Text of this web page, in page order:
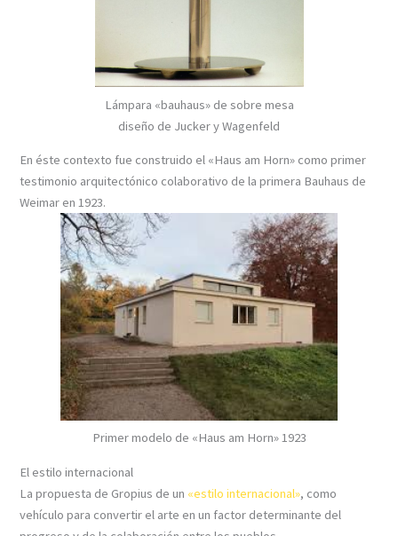
Lámpara «bauhaus» de sobre mesa
diseño de Jucker y Wagenfeld
En éste contexto fue construido el «Haus am Horn» como primer
testimonio arquitectónico colaborativo de la primera Bauhaus de
Weimar en 1923.
Primer modelo de «Haus am Horn» 1923
El estilo internacional
La propuesta de Gropius de un «estilo internacional», como
vehículo para convertir el arte en un factor determinante del